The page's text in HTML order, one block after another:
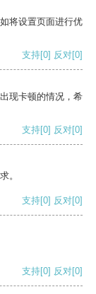
将设置页面进行优
支持[0] 反对[0]
现卡顿的情况，希
支持[0] 反对[0]
。
支持[0] 反对[0]
支持[0] 反对[0]